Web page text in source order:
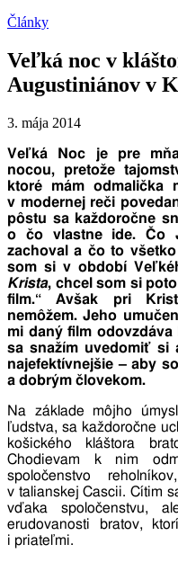
Články
Veľká noc v
Augustiniánov v
3. mája 2014
Veľká Noc je pre
nocou, pretože
ktoré mám odmalička
v modernej reči
pôstu sa každoročne
o čo vlastne ide. Čo
zachoval a čo to
som si v období
Krista, chcel som si
film.“ Avšak pri
nemôžem. Jeho
mi daný film
sa snažím uvedomiť si
najefektívnejšie – aby
a dobrým človekom.
Na základe môjho
ľudstva, sa každoročne
košického kláštora
Chodievam k nim
spoločenstvo
v talianskej Cascii. Cítim
vďaka spoločenstvu,
erudovanosti bratov,
i priateľmi.